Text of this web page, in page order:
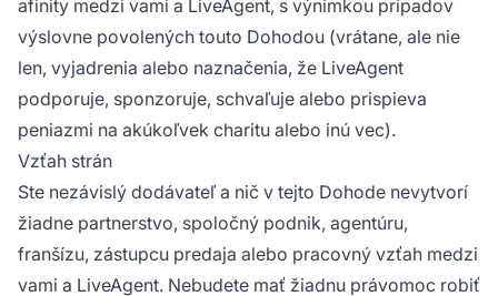
afinity medzi vami a LiveAgent, s výnimkou prípadov
výslovne povolených touto Dohodou (vrátane, ale nie
len, vyjadrenia alebo naznačenia, že LiveAgent
podporuje, sponzoruje, schvaľuje alebo prispieva
peniazmi na akúkoľvek charitu alebo inú vec).
Vzťah strán
Ste nezávislý dodávateľ a nič v tejto Dohode nevytvorí
žiadne partnerstvo, spoločný podnik, agentúru,
franšízu, zástupcu predaja alebo pracovný vzťah medzi
vami a LiveAgent. Nebudete mať žiadnu právomoc robiť